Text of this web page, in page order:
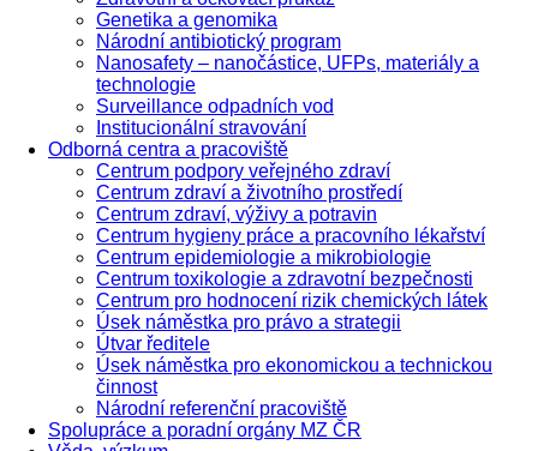
Genetika a genomika
Národní antibiotický program
Nanosafety – nanočástice, UFPs, materiály a
technologie
Surveillance odpadních vod
Institucionální stravování
Odborná centra a pracoviště
Centrum podpory veřejného zdraví
Centrum zdraví a životního prostředí
Centrum zdraví, výživy a potravin
Centrum hygieny práce a pracovního lékařství
Centrum epidemiologie a mikrobiologie
Centrum toxikologie a zdravotní bezpečnosti
Centrum pro hodnocení rizik chemických látek
Úsek náměstka pro právo a strategii
Útvar ředitele
Úsek náměstka pro ekonomickou a technickou
činnost
Národní referenční pracoviště
Spolupráce a poradní orgány MZ ČR